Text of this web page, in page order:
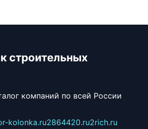
строительных
компаний по всей России
kolonka.ru2864420.ru2rich.ru